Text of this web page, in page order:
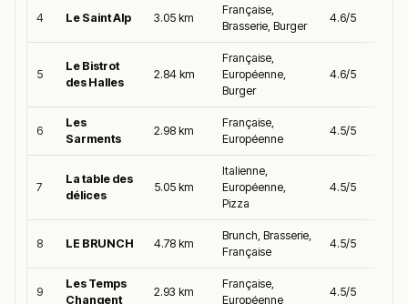
4 Le Saint Alp 3.05 km
Française,
Brasserie, Burger
4.6/5
5
Le Bistrot
des Halles
2.84 km
Française,
Européenne,
Burger
4.6/5
6
Les
Sarments
2.98 km
Française,
Européenne
4.5/5
7
La table des
délices
5.05 km
Italienne,
Européenne,
Pizza
4.5/5
8 LE BRUNCH 4.78 km
Brunch, Brasserie,
Française
4.5/5
9
Les Temps
Changent
2.93 km
Française,
Européenne
4.5/5